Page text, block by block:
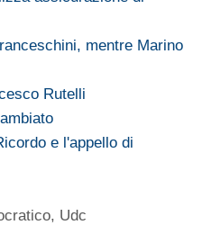
mentre Marino
Rutelli
e l'appello di
, Udc